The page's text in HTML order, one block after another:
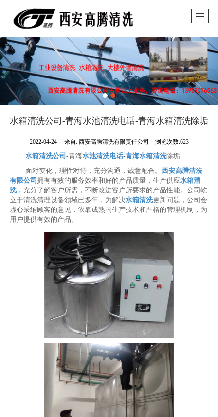
水箱清洗公司-青海水池清洗电话-青海水箱清洗除垢
2022-04-24 来自: 西安高腾清洗有限责任公司 浏览次数:623
水箱清洗公司 -青海水池清洗电话-青海水箱清洗除垢
面对变化，理性对待，充分沟通，诚意配合。 西安高腾清洗
有限公司 拥有有效的服务效率和好的产品质量，生产供应水箱清
洗，充分了解客户所需，不断改进客户所要求的产品性能。公司屹
立于清洗清理设备领域已多年，为解决水箱清洗更新问题，公司会
虚心采纳顾客的意见，依靠成熟的生产技术和严格的管理机制，为
用户提供有效的产品。